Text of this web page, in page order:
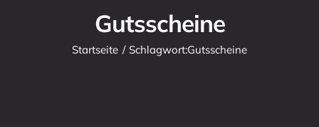
Gutsscheine
Startseite Schlagwort:Gutsscheine